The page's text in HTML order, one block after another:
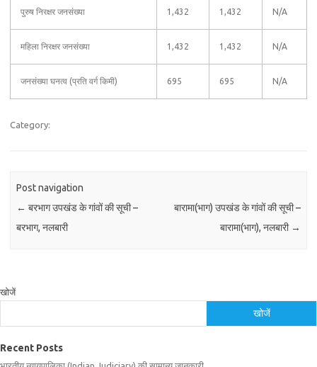
पुरुष निरक्षर जनसंख्या 1,432 1,432 N/A
महिला निरक्षर जनसंख्या 1,432 1,432 N/A
जनसंख्या घनत्व (प्रति वर्ग किमी) 695 695 N/A
Category:
Post navigation
← बरभाग उपखंड के गांवों की सूची –
बरभाग, नलबारी
बारामा(भाग) उपखंड के गांवों की सूची –
बारामा(भाग), नलबारी →
खोजें
खोजें
Recent Posts